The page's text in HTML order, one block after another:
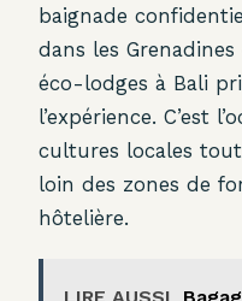
baignade
dans les
éco-lodges à Bali
l’expérience. C’est
cultures locales
loin des zones de
hôtelière.